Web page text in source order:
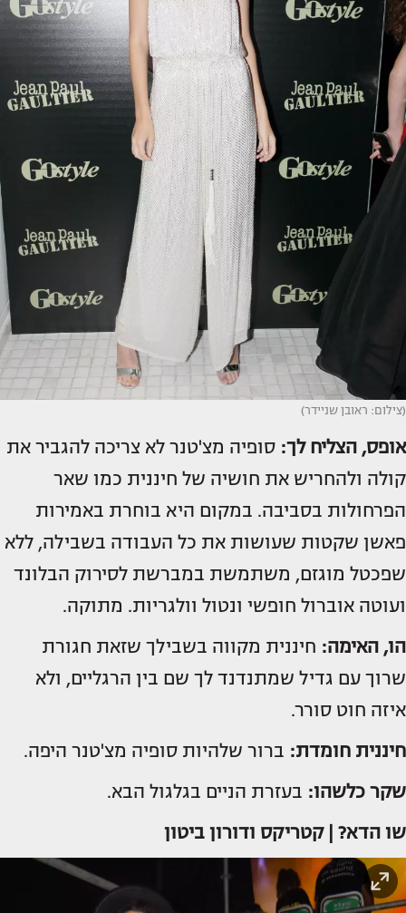
(צילום: ראובן שניידר)
אופס, הצליח לך: סופיה מצ'טנר לא צריכה להגביר את
קולה ולהחריש את חושיה של חיננית כמו שאר
הפרחולות בסביבה. במקום היא בוחרת באמירות
פאשן שקטות שעושות את כל העבודה בשבילה, ללא
שפכטל מוגזם, משתמשת במברשת לסירוק הבלונד
ועוטה אוברול חופשי ונטול וולגריות. מתוקה.
הו, האימה: חיננית מקווה בשבילך שזאת חגורת
שרוך עם גדיל שמתנדנד לך שם בין הרגליים, ולא
איזה חוט סורר.
חיננית חומדת: ברור שלהיות סופיה מצ'טנר היפה.
שקר כלשהו: בעזרת הניים בגלגול הבא.
שו הדא? | קטריקס ודורון ביטון